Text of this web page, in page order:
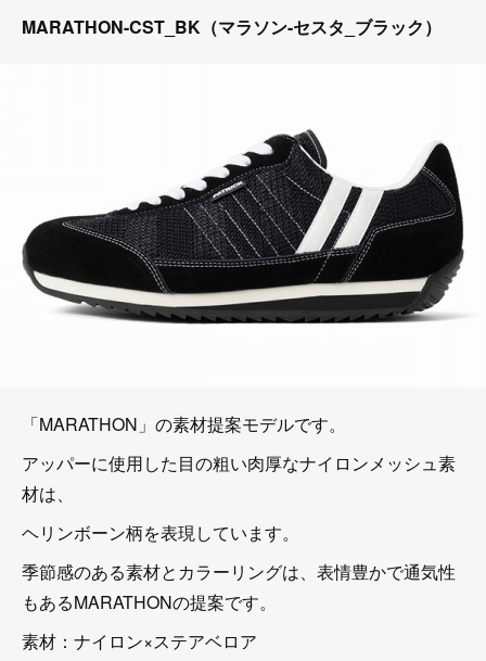
MARATHON-CST_BK（マラソン-セスタ_ブラック）
「MARATHON」の素材提案モデルです。
アッパーに使用した目の粗い肉厚なナイロンメッシュ素
材は、
ヘリンボーン柄を表現しています。
季節感のある素材とカラーリングは、表情豊かで通気性
もあるMARATHONの提案です。
素材：ナイロン×ステアベロア